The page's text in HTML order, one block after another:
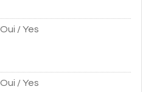
Oui / Yes
Oui / Yes